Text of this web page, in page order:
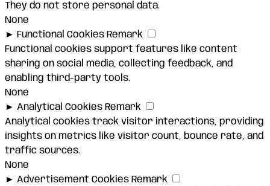
They do not store personal data.
None
► Functional Cookies Remark
Functional cookies support features like content
sharing on social media, collecting feedback, and
enabling third-party tools.
None
► Analytical Cookies Remark
Analytical cookies track visitor interactions, providing
insights on metrics like visitor count, bounce rate, and
traffic sources.
None
► Advertisement Cookies Remark